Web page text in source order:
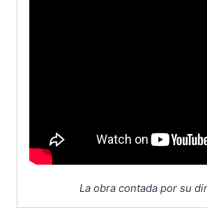
La obra contada por su